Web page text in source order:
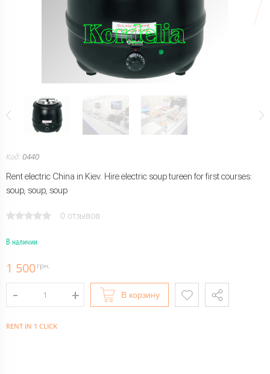
Код: 0440
Rent electric China in Kiev. Hire electric soup tureen for first courses:
soup, soup, soup
0 отзывов
В наличии
1 500грн.
В корзину
RENT IN 1 CLICK